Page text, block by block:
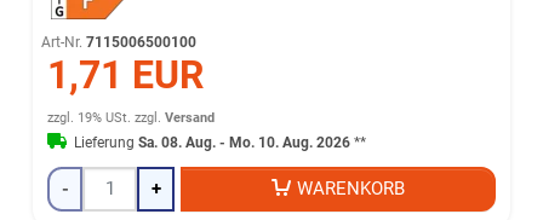
Art-Nr. 7115006500100
1,71 EUR
zzgl. 19% USt. zzgl.Versand
LieferungSa. 08. Aug. - Mo. 10. Aug. 2026 **
- + WARENKORB